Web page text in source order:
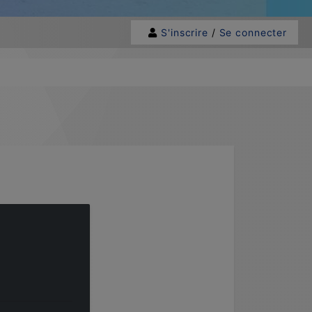
S'inscrire / Se connecter